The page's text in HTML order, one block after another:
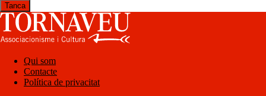
Tanca
Qui som
Contacte
Política de privacitat